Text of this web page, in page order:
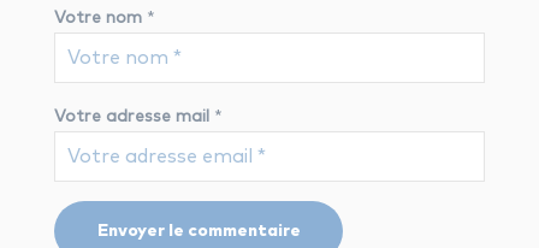
Votre nom *
Votre adresse mail *